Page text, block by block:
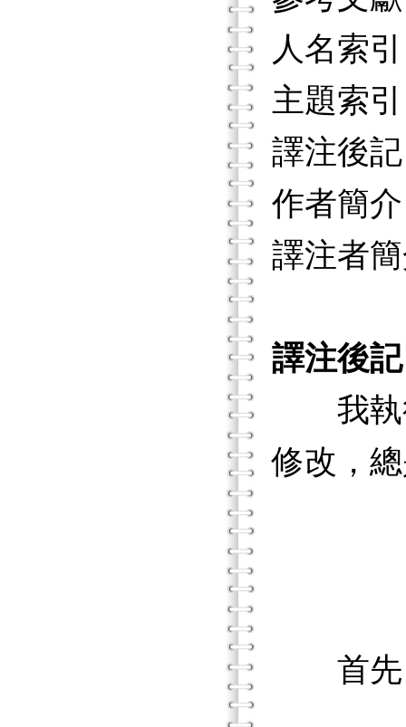
人名索引
主題索引
譯注後記
作者簡介
譯注者
譯注後記
我執行
修改，
首先，